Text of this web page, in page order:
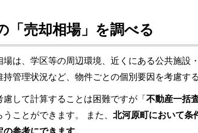
「売却相場」を調べる
は、学区等の周辺環境、近くにある公共施設
管理状況など、物件ごとの個別要因を考慮す
して計算することは困難ですが「不動産一括
ことができます。 また、 北河原町において条